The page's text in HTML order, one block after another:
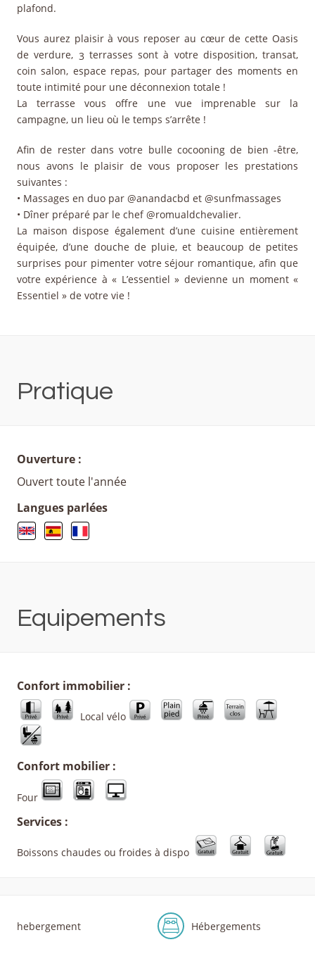
plafond.
Vous aurez plaisir à vous reposer au cœur de cette Oasis
de verdure, 3 terrasses sont à votre disposition, transat,
coin salon, espace repas, pour partager des moments en
toute intimité pour une déconnexion totale !
La terrasse vous offre une vue imprenable sur la
campagne, un lieu où le temps s’arrête !
Afin de rester dans votre bulle cocooning de bien -être,
nous avons le plaisir de vous proposer les prestations
suivantes :
• Massages en duo par @anandacbd et @sunfmassages
• Dîner préparé par le chef @romualdchevalier.
La maison dispose également d’une cuisine entièrement
équipée, d’une douche de pluie, et beaucoup de petites
surprises pour pimenter votre séjour romantique, afin que
votre expérience à « L’essentiel » devienne un moment «
Essentiel » de votre vie !
Pratique
Ouverture :
Ouvert toute l'année
Langues parlées
Equipements
Confort immobilier :
Local vélo
Confort mobilier :
Four
Services :
Boissons chaudes ou froides à dispo
hebergement Hébergements